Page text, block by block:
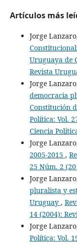
Artículos más
Jorge
Uruguaya de
Revista
Jorge
democracia
Constitución
Política: Vol.
Ciencia
Jorge
2005-2015 ,
25 Núm. 2
Jorge
pluralista y
Uruguay ,
14 (2004):
Jorge
Política: Vol.